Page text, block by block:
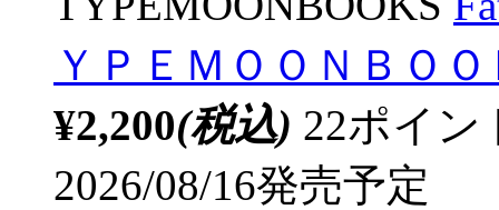
ＹＰＥＭＯＯＮＢＯ
¥2,200(税込) 22ポイ
2026/08/16発売予定